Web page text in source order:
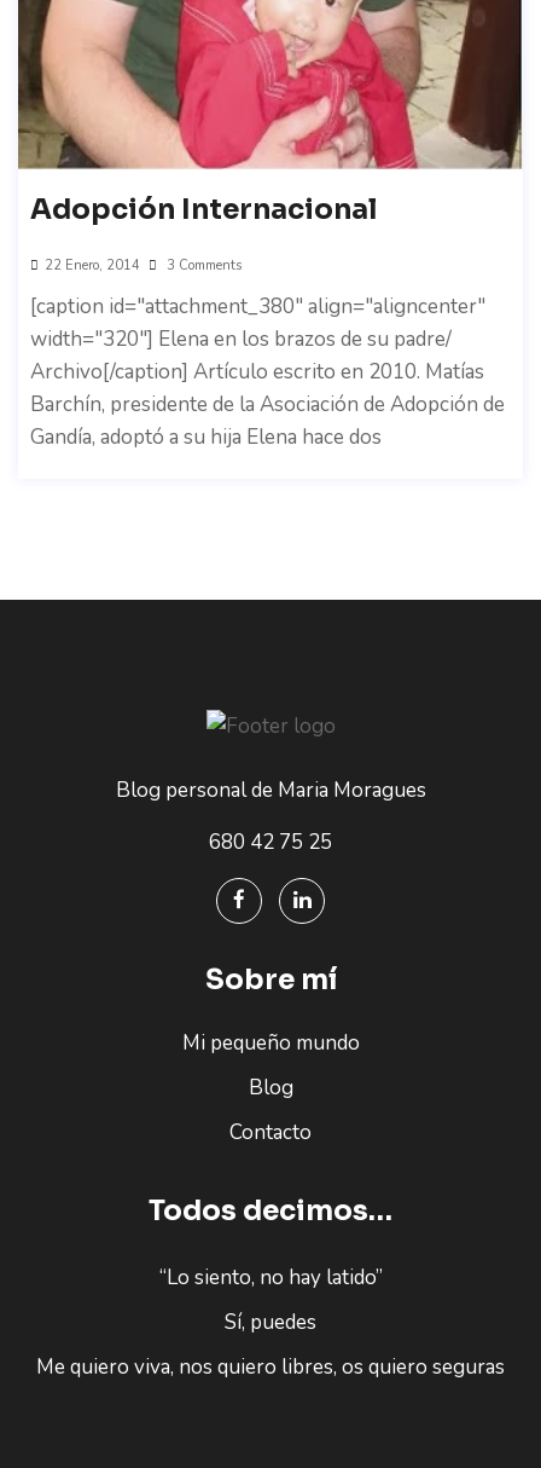
Adopción Internacional
22 Enero, 2014 3 Comments
[caption id="attachment_380" align="aligncenter"
width="320"] Elena en los brazos de su padre/
Archivo[/caption] Artículo escrito en 2010. Matías
Barchín, presidente de la Asociación de Adopción de
Gandía, adoptó a su hija Elena hace dos
Blog personal de Maria Moragues
680 42 75 25
Sobre mí
Mi pequeño mundo
Blog
Contacto
Todos decimos…
“Lo siento, no hay latido”
Sí, puedes
Me quiero viva, nos quiero libres, os quiero seguras